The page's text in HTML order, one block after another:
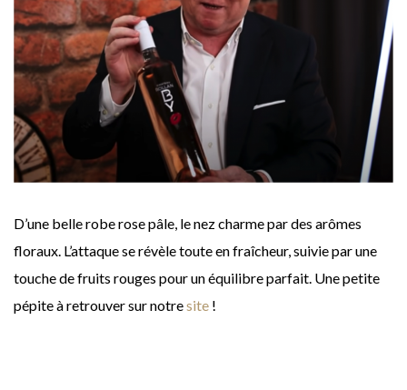
D’une belle robe rose pâle, le nez charme par des arômes
floraux. L’attaque se révèle toute en fraîcheur, suivie par une
touche de fruits rouges pour un équilibre parfait. Une petite
pépite à retrouver sur notresite !